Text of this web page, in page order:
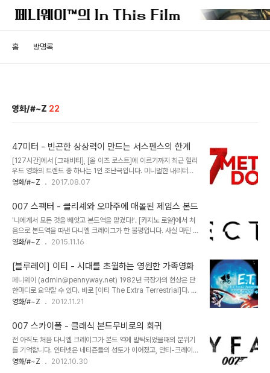
홈 방명록
영화/#~Z 22
47미터 - 빈곤한 상상력이 만드는 서스펜스의 한계
[127시간]에서 [그래비티], [올 이즈 로스트]에 이르기까지 최근 헐리
우드 영화의 트렌드 중 하나는 1인 조난극입니다. 미니멀한 내리터브
를 갖고 있지만 응축된 서스펜스와 집중력이 높은 효과를 발휘하면서
시원한 청량감과 나름의 교훈점을 주고 있지요. [47미터] 역시 표면
적으로는 그러한 1인 조난극의 포맷을 따르고 있습니다. 주인공은 두
명이 여자이지만 실상 이야기가 집중되는 인물은 맨디 무어가 맡은 캐
릭터 한 명인데다, 매우 제한적인 공간에서 벌어지는 일이거든요. 이야
기는 이렇습니다. 실연의 아픔을 잊고자 멕시코의 한 해변으로 휴가를
다. 바다 한 가운데로 가서 상어를 유..
영화/#~Z 2017.08.07
007 스펙터 - 클리셰와 오마주에 매몰된 제임스 본드
'나에게서 모든 것을 빼앗고 본드역을 맡겼다!’. [카지노 로얄]에서 처
음으로 본드역을 따낸 다니엘 크레이그가 한 불평입니다. 사실 마틴 캠
벨 감독은 007 프렌차이즈를 살리기 위해서 어떤 조치가 필요한지를
상태에서 본드 역을 해야 했지만 그 결과 성공적인 리부트, 새로운 제
임스 본드 무비의 시작이라는 쾌거를 이룰 수 있었죠. [카지노 로얄]의
못다한 사족으로서 소진되는 바람에 저평가된 [퀀텀 오브 솔라스]는
제외하더라도 전작인 [스카이폴]은 여전히 변화된 리부트의 스타일을
고수하는 한편, 클래식 본드 무비의 클리셰에 조심스럽게 접근한 수작
수 있었던 건 제임스 본드의 가..
영화/#~Z 2015.11.16
[블루레이] 이티 - 시대를 초월하는 영원한 가족영화
페니웨이 (admin@pennyway.net) 1982년 극장가의 현상은 단
한마디로 요약할 수 있다. 바로 [이티 The Extra Terrestrial]다. 제
작비의 35배를 상회하는 흥행수익을 거둔 이 작품은 1993년 스필버
오피스 수익 1위를 굳건히 지킨 영화사상 최고의 히트작이었다. [이티]
덕분에 최초의 CG가 사용되어 영화사의 이정표를 세운 [트론]은 그
기대치만큼 각광받지 못했다. 그나마 제작비를 건진 [트론]은 양반이
었다. 리들리 스콧의 야심작 [블레이드 러너]나 존 카펜터의 [괴물]같
은 수작 SF영화들은 재앙을 맞이해야만 했다. 그만큼 [이티]의 파괴력
영화/#~Z 2012.11.21
007 스카이폴 - 클래식 본드무비로의 회귀
전 아직도 처음 다니엘 크레이그가 본드 역에 발탁되었을때의 분위기
를 기억합니다. 인터넷은 네티즌들의 성토가 이어졌고, 안티-크레이그
사이트까지 생성해가며 배우 교체의 목소리를 높혔죠. 크레이그 본인
영화/#~Z 2012.10.30